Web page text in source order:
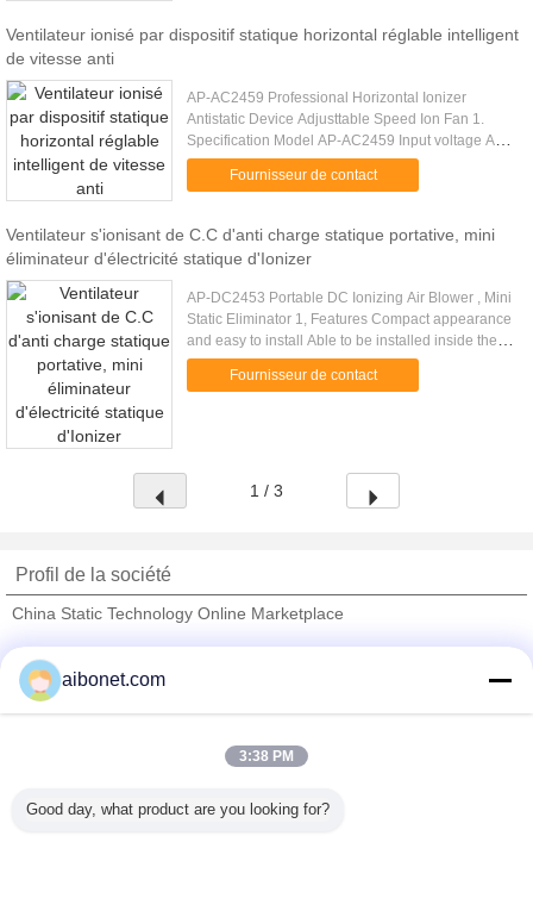
Ventilateur ionisé par dispositif statique horizontal réglable intelligent
de vitesse anti
AP-AC2459 Professional Horizontal Ionizer
Antistatic Device Adjusttable Speed Ion Fan 1.
Specification Model AP-AC2459 Input voltage AC
220V /50Hz or 110V/60 Hz Power 50W/250W(heat)
Ion balance ≤ |±10V |(300mm ...
Fournisseur de contact
Ventilateur s'ionisant de C.C d'anti charge statique portative, mini
éliminateur d'électricité statique d'Ionizer
AP-DC2453 Portable DC Ionizing Air Blower , Mini
Static Eliminator 1, Features Compact appearance
and easy to install Able to be installed inside the
devices for static removing Low power and long
service life ...Fournisseur de contact
1 / 3
Profil de la société
China Static Technology Online Marketplace
Trust Seal
Tous les produits
aibonet.com
3:38 PM
Good day, what product are you looking for?